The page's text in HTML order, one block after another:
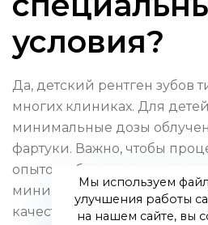
условия?
Да, детский рентген зубов
многих клиниках. Для
минимальные дозы
фартуки. Важно, чтобы
опытом общения с детьми —
минимизировать
качественный снимок с
Мы используем
улучшения работы
на нашем сайте, вы